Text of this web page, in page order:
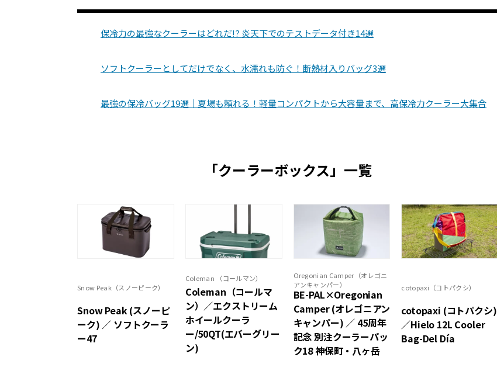
保冷力の最強なクーラーはどれだ!? 炎天下でのテストデータ付き14選
ソフトクーラーとしてだけでなく、水濡れも防ぐ！断熱材入りバッグ3選
最強の保冷バッグ19選｜夏場も頼れる！軽量コンパクトから大容量まで、高保冷力クーラー大集合
「クーラーボックス」一覧
Snow Peak（スノーピーク）
Snow Peak (スノーピ
ーク) ／ ソフトクーラ
ー47
Coleman （コールマン）
Coleman（コールマ
ン）／エクストリーム
ホイールクーラ
ー/50QT(エバーグリー
ン)
Oregonian Camper（オレゴニ
アンキャンパー）
BE-PAL×Oregonian
Camper (オレゴニアン
キャンパー) ／ 45周年
記念 別注クーラーパッ
ク18 神保町・八ヶ岳
cotopaxi（コトパクシ）
cotopaxi (コトパクシ)
／Hielo 12L Cooler
Bag-Del Día